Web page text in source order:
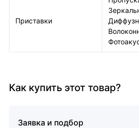
Приставки
Как купить этот товар?
Заявка и подбор